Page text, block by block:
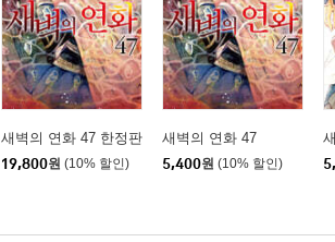
새벽의 연화 47 한정판
19,800원 (10% 할인)
새벽의 연화 47
5,400원 (10% 할인)